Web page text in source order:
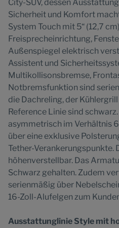
City-SUV, dessen
Sicherheit und Komfort
System Touch mit 5“ (12,7
Freisprecheinrichtung,
Außenspiegel elektrisch
Assistent und
Multikollisonsbremse,
Notbremsfunktion sind
die Dachreling, der
Reference Linie sind
asymmetrisch im Verhältnis
über eine exklusive
Tether-Verankerungspunkte.
höhenverstellbar. Das
Schwarz gehalten. Zudem
serienmäßig über
16-Zoll-Alufelgen zum
Ausstattunglinie Style mit